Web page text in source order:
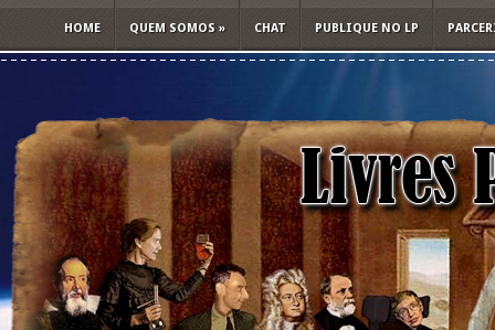
HOME QUEM SOMOS » CHAT PUBLIQUE NO LP